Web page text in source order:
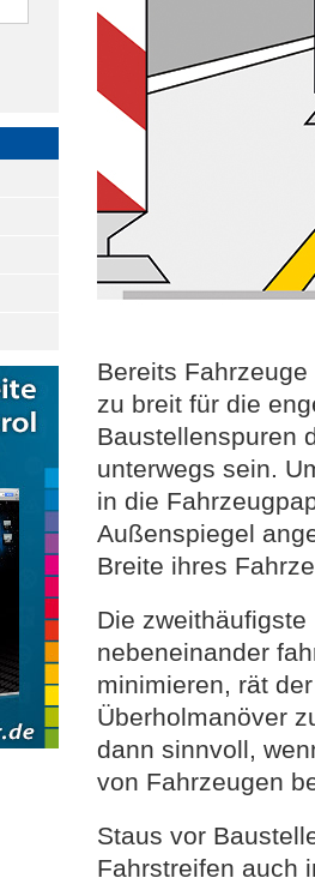
Bereits
zu breit für die
Baustellenspuren
unterwegs sein.
in die
Außenspiegel
Breite ihres
Die
nebeneinander
minimieren, rät
Überholmanöver
dann sinnvoll,
von Fahrzeugen
Staus vor
Fahrstreifen auch